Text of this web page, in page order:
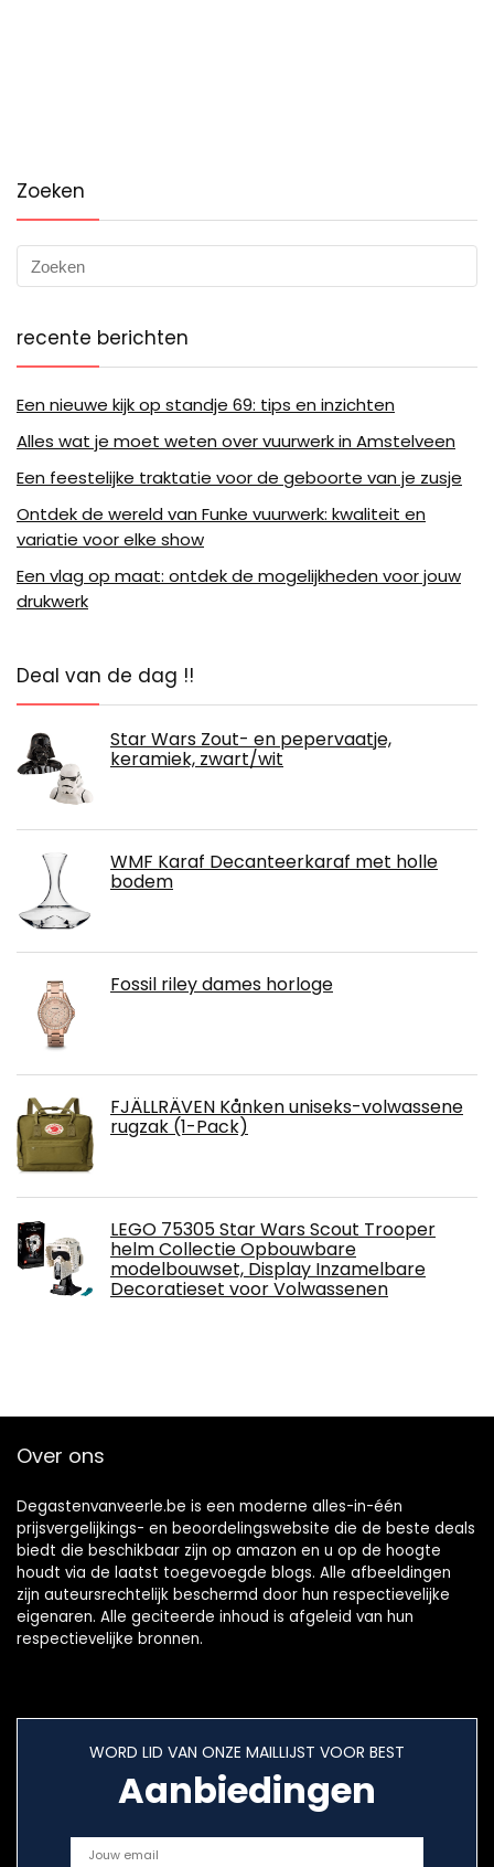
Zoeken
recente berichten
Een nieuwe kijk op standje 69: tips en inzichten
Alles wat je moet weten over vuurwerk in Amstelveen
Een feestelijke traktatie voor de geboorte van je zusje
Ontdek de wereld van Funke vuurwerk: kwaliteit en
variatie voor elke show
Een vlag op maat: ontdek de mogelijkheden voor jouw
drukwerk
Deal van de dag !!
Star Wars Zout- en pepervaatje,
keramiek, zwart/wit
WMF Karaf Decanteerkaraf met holle
bodem
Fossil riley dames horloge
FJÄLLRÄVEN Kånken uniseks-volwassene
rugzak (1-Pack)
LEGO 75305 Star Wars Scout Trooper
helm Collectie Opbouwbare
modelbouwset, Display Inzamelbare
Decoratieset voor Volwassenen
Over ons
Degastenvanveerle.be is een moderne alles-in-één
prijsvergelijkings- en beoordelingswebsite die de beste deals
biedt die beschikbaar zijn op amazon en u op de hoogte
houdt via de laatst toegevoegde blogs. Alle afbeeldingen
zijn auteursrechtelijk beschermd door hun respectievelijke
eigenaren. Alle geciteerde inhoud is afgeleid van hun
respectievelijke bronnen.
WORD LID VAN ONZE MAILLIJST VOOR BEST
Aanbiedingen